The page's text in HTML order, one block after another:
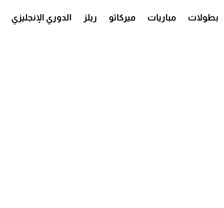
بطولات مباريات ميركاتو ريلز الدوري الإنجليزي